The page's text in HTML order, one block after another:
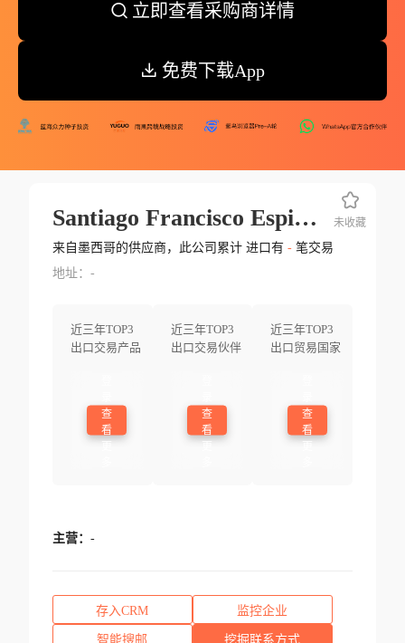
立即查看采购商详情
免费下载App
Santiago Francisco Espinoza De Los Monteros Hernandez
来自墨西哥的供应商，此公司累计 进口有 -笔交易
地址：-
近三年TOP3
出口交易产品
查
看
近三年TOP3
出口交易伙伴
查
看
近三年TOP3
出口贸易国家
查
看
未收藏
主营： -
存入CRM 监控企业
智能搜邮 挖掘联系方式